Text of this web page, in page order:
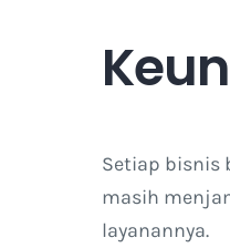
Setiap bisnis
masih
layanannya.